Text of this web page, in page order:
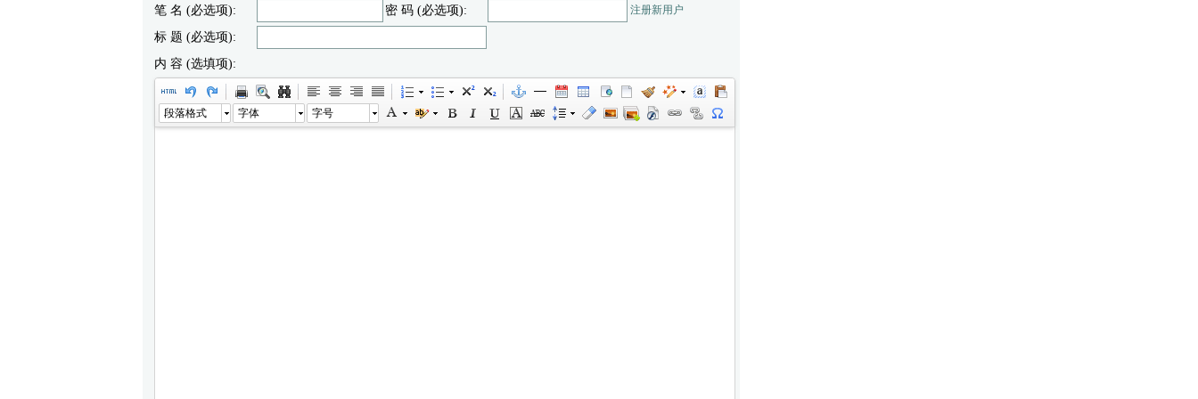
笔 名 (必选项): 密 码 (必选项): 注册新用户
标 题 (必选项):
内 容 (选填项):
段落格式 字体 字号